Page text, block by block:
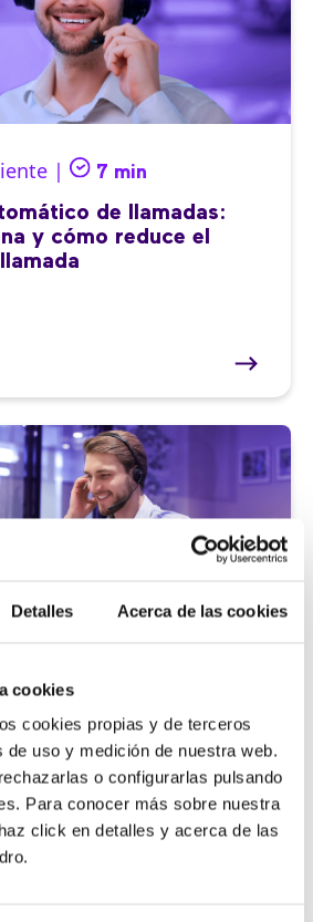
Detalles Acerca de las cookies
cookies
cookies propias y de terceros
de uso y medición de nuestra web.
o configurarlas pulsando
Para conocer más sobre nuestra
click en detalles y acerca de las
| 7 min
de llamadas:
y cómo reduce el
call center para medir
del cliente